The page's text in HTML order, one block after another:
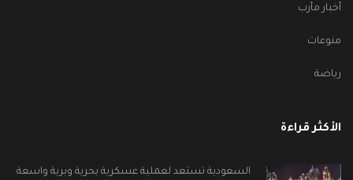
أخبار مأرب
منوعات
رياضة
الأكثر قراءة
السعودية تستعد لعملية عسكرية بحرية وبرية واسعة